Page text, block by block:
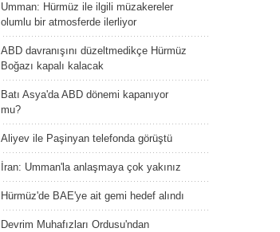
Umman: Hürmüz ile ilgili müzakereler
olumlu bir atmosferde ilerliyor
ABD davranışını düzeltmedikçe Hürmüz
Boğazı kapalı kalacak
Batı Asya'da ABD dönemi kapanıyor
mu?
Aliyev ile Paşinyan telefonda görüştü
İran: Umman'la anlaşmaya çok yakınız
Hürmüz'de BAE'ye ait gemi hedef alındı
Devrim Muhafızları Ordusu'ndan